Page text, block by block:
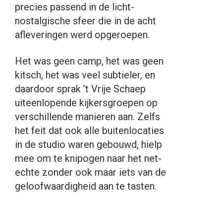
precies passend in de licht-
nostalgische sfeer die in de acht
afleveringen werd opgeroepen.
Het was geen camp, het was geen
kitsch, het was veel subtieler, en
daardoor sprak ’t Vrije Schaep
uiteenlopende kijkersgroepen op
verschillende manieren aan. Zelfs
het feit dat ook alle buitenlocaties
in de studio waren gebouwd, hielp
mee om te knipogen naar het net-
echte zonder ook maar iets van de
geloofwaardigheid aan te tasten.